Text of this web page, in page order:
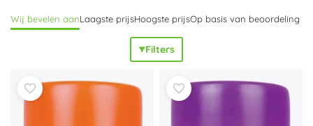
inserts voor dozen verkorten de setup, verdelen
componenten in vakjes en zorgen voor orde op tafel én
tijdens transport. Dobbelstorens en -bakjes, standaards,
scorepads en tokenboxen maken het hanteren
eenvoudiger en zorgen voor eensnellere voorbereiding
eenvloeiend spelverloop
. Wil je je favoriete titels naar een
hoger niveau tillen? Kies dan voor deluxe accessoires:
Wij bevelen aanLaagste prijsHoogste prijsOp basis van beoordeling
Filters